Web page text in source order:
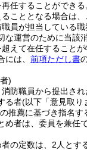
任することができる
こととなる場合は、
員が担当している
な運営のために当該
えて在任すること
には、 前項ただし書
)
防職員から提出さ
る者(以下「意見取り
推薦に基づき指名す
め者は、委員を兼任
の定数は、2人とす